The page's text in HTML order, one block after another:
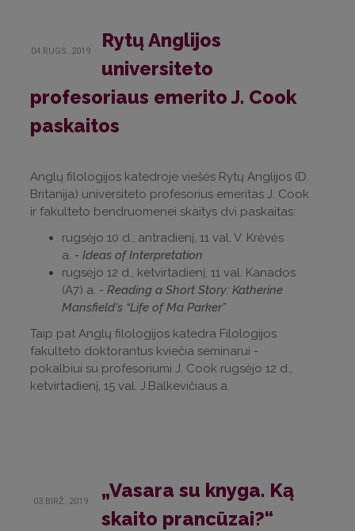
04.RUGS..2019
Rytų Anglijos
universiteto
profesoriaus emerito J. Cook
paskaitos
Anglų filologijos katedroje viešės Rytų Anglijos (D.
Britanija) universiteto profesorius emeritas J. Cook
ir fakulteto bendruomenei skaitys dvi paskaitas:
rugsėjo 10 d., antradienį, 11 val. V. Krėvės
a. - Ideas of Interpretation
rugsėjo 12 d., ketvirtadienį, 11 val. Kanados
(A7) a. - Reading a Short Story: Katherine
Mansfield's “Life of Ma Parker”
Taip pat Anglų filologijos katedra Filologijos
fakulteto doktorantus kviečia seminarui -
pokalbiui su profesoriumi J. Cook rugsėjo 12 d.,
ketvirtadienį, 15 val. J.Balkevičiaus a.
03.BIRŽ..2019
„Vasara su knyga. Ką
skaito prancūzai?“